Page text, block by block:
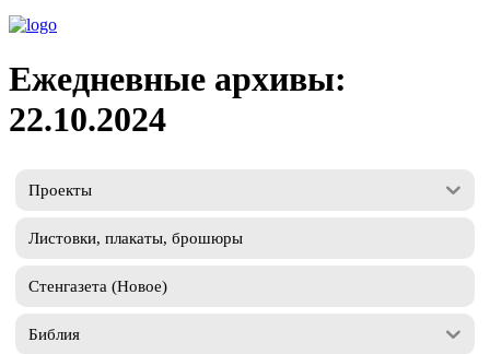
Ежедневные архивы:
22.10.2024
Проекты
Листовки, плакаты, брошюры
Стенгазета (Новое)
Библия